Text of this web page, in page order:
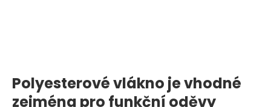
Polyesterové vlákno je vhodné
zejména pro funkční oděvy